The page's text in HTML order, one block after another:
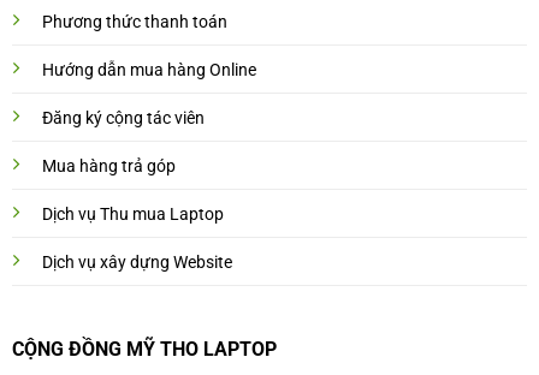
Phương thức thanh toán
Hướng dẫn mua hàng Online
Đăng ký cộng tác viên
Mua hàng trả góp
Dịch vụ Thu mua Laptop
Dịch vụ xây dựng Website
CỘNG ĐỒNG MỸ THO LAPTOP